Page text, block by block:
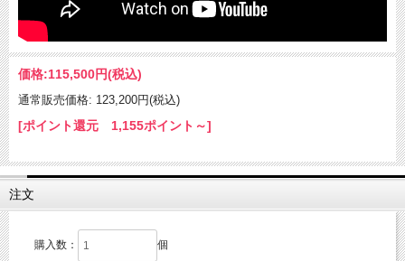
価格:115,500円(税込)
通常販売価格: 123,200円(税込)
[ポイント還元 1,155ポイント～]
注文
購入数： 個